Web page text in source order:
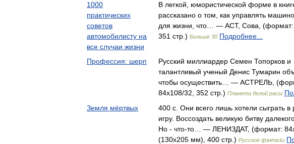
1000
практических
советов
автомобилисту на
все случаи жизни
В легкой, юмористической форме в
рассказано о том, как управлять
для жизни, что… — АСТ, Сова, (формат:
351 стр.) Больше 30 Подробнее...
Профессия: шерп
Русский миллиардер Семен Топорков и
талантливый ученый Денис Тумарин
чтобы осуществить… — АСТРЕЛЬ,
84x108/32, 352 стр.) Планета белой расы
Земля мёртвых
400 с. Они всего лишь хотели сыграть в
игру. Воссоздать великую битву
Но - что-то… — ЛЕНИЗДАТ, (формат:
(130х205 мм), 400 стр.) Русское фэнтези